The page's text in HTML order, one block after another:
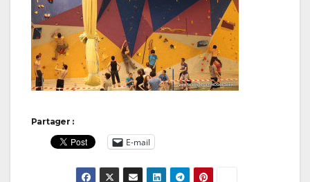
Partager :
E-mail